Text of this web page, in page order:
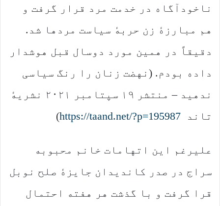
ناخودآگاه در خدمت مرد قرار گرفت و
هم مبارزهٔ زن حربهٔ سیاست مردها شد.
دقیقاً در همین مورد دوسال قبل هوشدار
داده بودم. (نهضت زنان را رنگ سیاسی
ندهید – منتشر ۱۹ سپتامبر ۲۰۲۱ نشریهٔ
تاند https://taand.net/?p=195987
)
علیرغم این اتهامات خانم محبوبه
سراج در صدر کاندیدان جایزهٔ صلح نوبل
قرا گرفت و با گذشت هر هفته احتمال